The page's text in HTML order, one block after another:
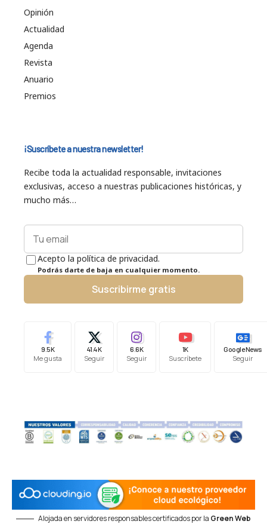
Opinión
Actualidad
Agenda
Revista
Anuario
Premios
¡Suscríbete a nuestra newsletter!
Recibe toda la actualidad responsable, invitaciones
exclusivas, acceso a nuestras publicaciones históricas, y
mucho más…
Acepto la política de privacidad.
Podrás darte de baja en cualquier momento.
Suscribirme gratis
9.5K
Me gusta
41.4K
Seguir
6.6K
Seguir
1K
Suscríbete
Google News
Seguir
Alojada en servidores responsables certificados por la Green Web